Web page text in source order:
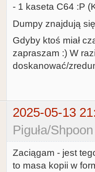
- 1 kaseta C64 :P
Dumpy znajdują
Gdyby ktoś miał
zapraszam :) W
doskanować/
2025-05-13
Piguła/
Zaciągam - jest
to masa kopii w